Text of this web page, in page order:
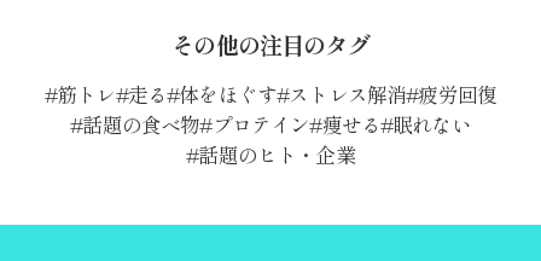
その他の注目のタグ
筋トレ 走る 体をほぐす ストレス解消 疲労回復
話題の食べ物 プロテイン 痩せる 眠れない
話題のヒト・企業